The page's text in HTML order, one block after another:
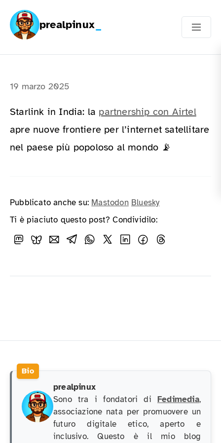
prealpinux
19 marzo 2025
Starlink in India: la partnership con Airtel
apre nuove frontiere per l’internet satellitare
nel paese più popoloso al mondo 📡
Pubblicato anche su: Mastodon Bluesky
Ti è piaciuto questo post? Condividilo:
prealpinux
Sono tra i fondatori di Fedimedia,
associazione nata per promuovere un
futuro digitale etico, aperto e
inclusivo. Questo è il mio blog